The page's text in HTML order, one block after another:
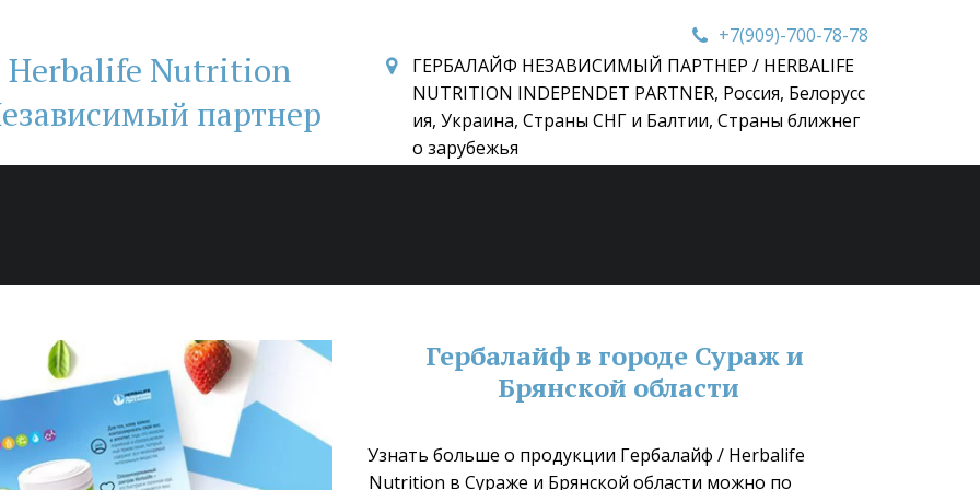
Herbalife Nutrition
партнер
+7(909)-700-78-78
ГЕРБАЛАЙФ НЕЗАВИСИМЫЙ ПАРТНЕР / HERBALIFE
NUTRITION INDEPENDET PARTNER, Россия, Белорусс
ия, Украина, Страны СНГ и Балтии, Страны ближнег
о зарубежья
Гербалайф в городе Сураж и
Брянской области
Узнать больше о продукции Гербалайф / Herbalife
Nutrition в Сураже и Брянской области можно по